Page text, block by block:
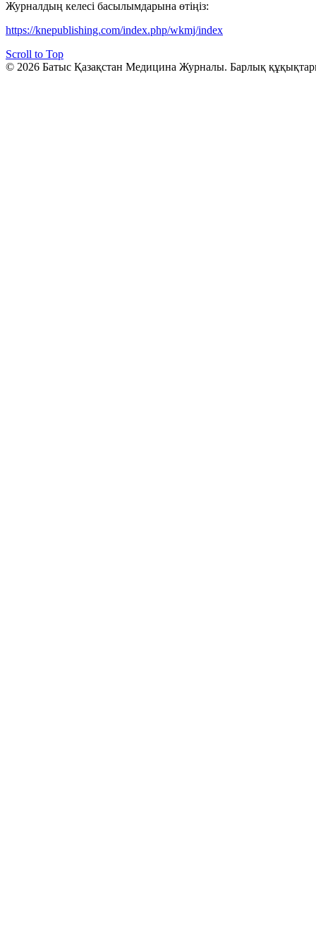
Журналдың келесі басылымдарына өтіңіз:
https://knepublishing.com/index.php/wkmj/index
Scroll to Top
© 2026 Батыс Қазақстан Медицина Журналы. Барлық